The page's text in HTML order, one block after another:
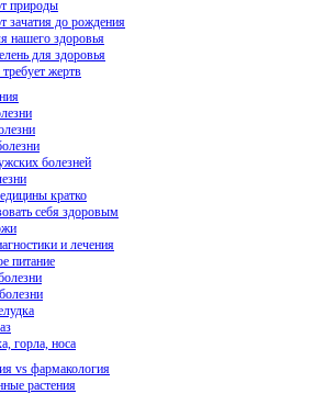
природы
зачатия до рождения
нашего здоровья
для здоровья
жертв
болезней
кратко
себя здоровым
и лечения
питание
горла, носа
vs фармакология
растения